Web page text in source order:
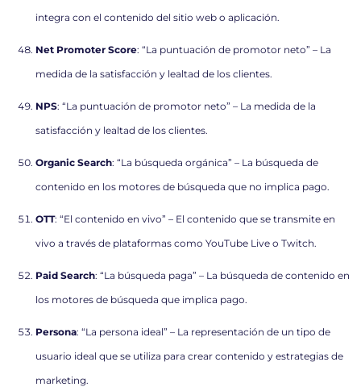
integra con el contenido del sitio web o aplicación.
Net Promoter Score: “La puntuación de promotor neto” – La
medida de la satisfacción y lealtad de los clientes.
NPS: “La puntuación de promotor neto” – La medida de la
satisfacción y lealtad de los clientes.
Organic Search: “La búsqueda orgánica” – La búsqueda de
contenido en los motores de búsqueda que no implica pago.
OTT: “El contenido en vivo” – El contenido que se transmite en
vivo a través de plataformas como YouTube Live o Twitch.
Paid Search: “La búsqueda paga” – La búsqueda de contenido en
los motores de búsqueda que implica pago.
Persona: “La persona ideal” – La representación de un tipo de
usuario ideal que se utiliza para crear contenido y estrategias de
marketing.